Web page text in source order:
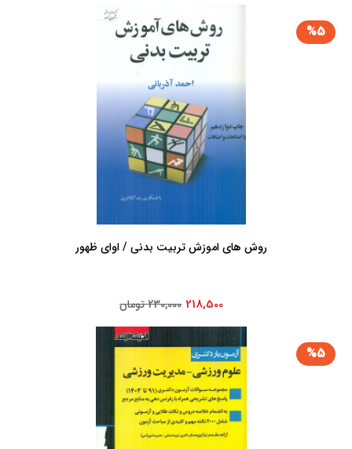
%5
روش های اموزش تربیت بدنی / اوای ظهور
218,500 230,000 تومان
%5